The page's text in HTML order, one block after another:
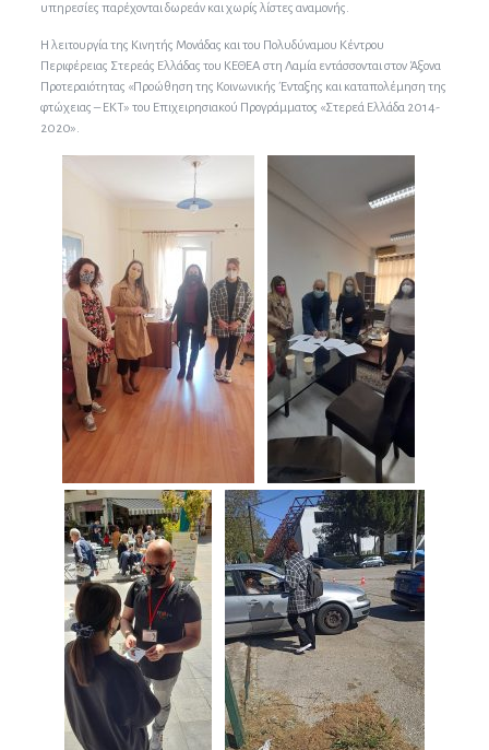
υπηρεσίες παρέχονται δωρεάν και χωρίς λίστες αναμονής.
Η λειτουργία της Κινητής Μονάδας και του Πολυδύναμου Κέντρου
Περιφέρειας Στερεάς Ελλάδας του ΚΕΘΕΑ στη Λαμία εντάσσονται στον Άξονα
Προτεραιότητας «Προώθηση της Κοινωνικής Ένταξης και καταπολέμηση της
φτώχειας – ΕΚΤ» του Επιχειρησιακού Προγράμματος «Στερεά Ελλάδα 2014-
2020».